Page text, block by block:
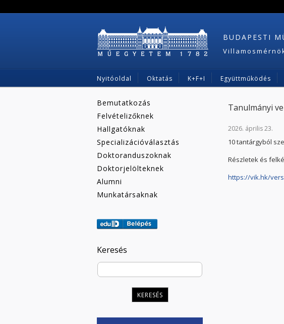
BUDAPESTI
Nyitóoldal Oktatás K+F+I Együttműködés
Bemutatkozás
Felvételizőknek
Hallgatóknak
Specializációválasztás
Doktoranduszoknak
Doktorjelölteknek
Alumni
Munkatársaknak
Keresés
Tanulmányi
2026. április 23.
10 tantárgyból
Részletek és
https://vik.hk/